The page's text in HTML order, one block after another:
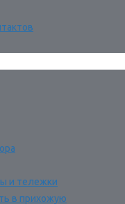
и тележки
в прихожую